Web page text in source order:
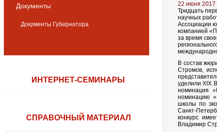
Документы
Документы Губернатора
ИНТЕРНЕТ-СЕМИНАРЫ
СПРАВОЧНЫЙ МАТЕРИАЛ
22 июня 2017
Тридцать
научных
Ассоциации
компанией
за время
В состав
Стромов,
уделили ХIХ
номинация
номинацию
школы по
Санкт-
конкурс
Владимир